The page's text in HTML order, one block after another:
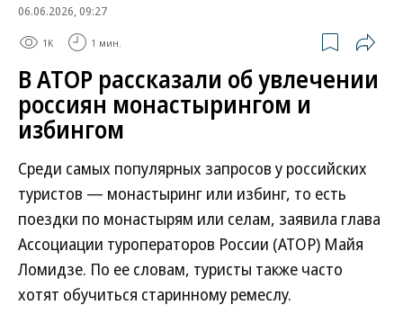
06.06.2026, 09:27
1K 1 мин.
В АТОР рассказали об увлечении
россиян монастырингом и
избингом
Среди самых популярных запросов у российских
туристов — монастыринг или избинг, то есть
поездки по монастырям или селам, заявила глава
Ассоциации туроператоров России (АТОР) Майя
Ломидзе. По ее словам, туристы также часто
хотят обучиться старинному ремеслу.